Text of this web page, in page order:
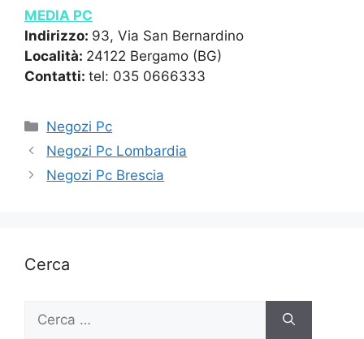
MEDIA PC
Indirizzo: 93, Via San Bernardino
Località: 24122 Bergamo (BG)
Contatti: tel: 035 0666333
Categorie
Negozi Pc
Negozi Pc Lombardia
Negozi Pc Brescia
Cerca
per: